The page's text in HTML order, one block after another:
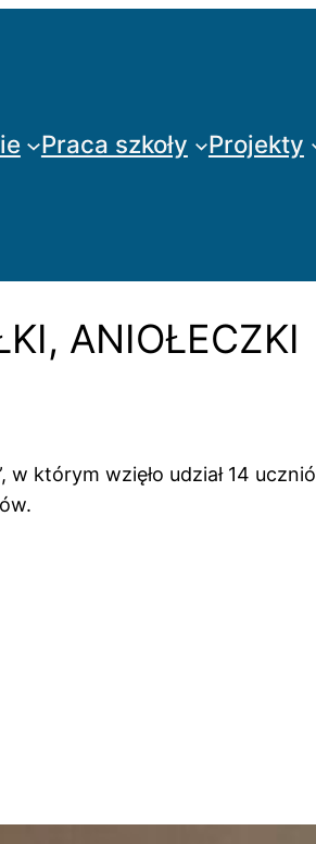
Praca szkoły Projekty
ANIOŁECZKI
w którym wzięło udział 14